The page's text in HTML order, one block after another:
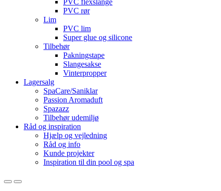
PVC flexslange
PVC rør
Lim
PVC lim
Super glue og silicone
Tilbehør
Pakningstape
Slangesakse
Vinterpropper
Lagersalg
SpaCare/Saniklar
Passion Aromaduft
Spazazz
Tilbehør udemiljø
Råd og inspiration
Hjælp og vejledning
Råd og info
Kunde projekter
Inspiration til din pool og spa
OpenClose